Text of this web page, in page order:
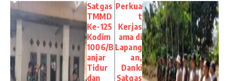
Satgas
TMMD
Ke-125
Kodim
1006/B
anjar
Tidur
dan
Perkua
t
Kerjas
ama di
Lapang
an,
Danki
Satgas